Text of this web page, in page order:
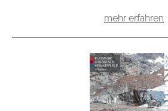
mehr erfahren